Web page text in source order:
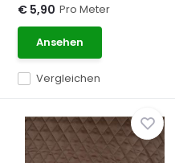
Vergleichen
€ 5,90 Pro Meter
Ansehen